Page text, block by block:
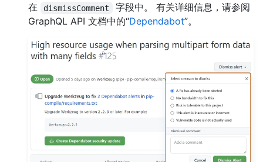
在
dismissComment
字段中。 有关详细信息，请参阅
GraphQL API 文档中的“Dependabot”。